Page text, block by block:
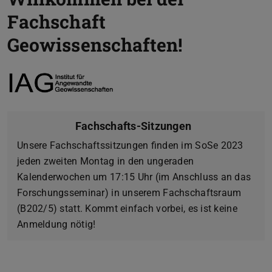
Fachschaft
Geowissenschaften!
Fachschafts-Sitzungen
Unsere Fachschaftssitzungen finden im SoSe 2023
jeden zweiten Montag in den ungeraden
Kalenderwochen um 17:15 Uhr (im Anschluss an das
Forschungsseminar) in unserem Fachschaftsraum
(B202/5) statt. Kommt einfach vorbei, es ist keine
Anmeldung nötig!